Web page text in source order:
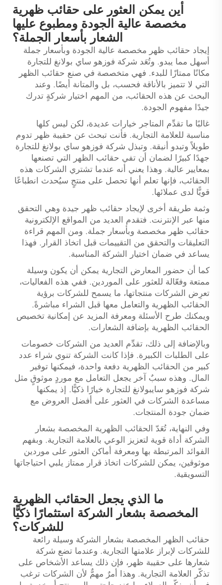
أين يمكن العثور على حقائب ظهرية
مخصصة عالية الجودة ومطبوع عليها
الشعار بأسعار الجملة؟
إيجاد حقائب ظهر مخصصة عالية الجودة وبأسعار جملة
أسهل مما يبدو. وتُعَد شركة فوزهو ساي بولانغ للتجارة
مكانًا ممتازًا للبدء. فهي متخصصة في صنع حقائب الظهر
التي لا تتميز بالأناقة فحسب، بل والمتانة أيضًا. وعند
البحث عن هذه الحقائب، من المهم اختيار شركةٍ تدرك
جيدًا مفهوم الجودة.
غالبًا ما تقدِّم المتاجر خيارات عديدة، لكن ليس كلها
مناسبة للعلامة التجارية. فأنت تبحث عن حقيبة ظهر تدوم
طويلاً وتبدو أنيقة. وتبذل شركة فوزهو ساي بولانغ للتجارة
جهدًا كبيرًا لضمان أن تفي حقائب الظهر التي تصنعها
بمعايير عالية. وهذا يعني أنه عندما تشتري الشركات هذه
الحقائب، فإنها تعلم أنها تحصل على منتجٍ سيُحدث انطباعًا
قويًّا لدى عملائها.
وثمة طريقة أخرى لإيجاد حقائب ظهر جيدة وهي التحقق
منها عبر الإنترنت. فتقدم العديد من المواقع الإلكترونية
حقائب ظهر مخصصة وبأسعار جملة. ومن المهم قراءة
التعليقات والتحقق من التقييمات قبل اتخاذ القرار. فهذا
يساعد في ضمان اختيار الشركة المناسبة.
كما أن حضور المعارض التجارية يمكن أن يكون وسيلة
ممتعة وفعّالة للعثور على الموردين. ففي هذه الفعاليات،
تعرِض الشركات منتجاتها، ما يسمح للشركات برؤية
الحقائب الظهرية والتعامل معها قبل الشراء مباشرةً.
ويمكنك طرح الأسئلة ومعرفة المزيد عن إمكانية تخصيص
الحقائب الظهرية بإضافة الشعارات.
وبالإضافة إلى ذلك، تقدِّم العديد من الشركات خصومات
على الطلبات الكبيرة. فإذا كانت الشركة تنوي شراء عدد
كبير من الحقائب الظهرية دفعة واحدة، فيمكنها توفير
المال. وهذه سببٌ آخر يجعل التعامل مع موردٍ موثوقٍ مثل
شركة فوزهو سايبولانغ للتجارة خيارًا ذكيًّا. إذ يمكنها
مساعدة الشركات في العثور على أفضل العروض مع
ضمان جودة المنتجات.
وفي النهاية، تُعَدّ الحقائب الظهرية المخصصة بشعار
الشركة أداة قوية لتعزيز الوعي بالعلامة التجارية. وبفهم
الفوائد المرتبطة بها ومعرفة أماكن العثور على موردين
موثوقين، يمكن للشركات اتخاذ قرار ممتاز يلبي احتياجاتها
التسويقية.
ما الذي يجعل الحقائب الظهرية
المخصصة بشعار الشركة استثمارًا ذكيًّا
للشركات؟
حقائب الظهر المخصصة بشعار الشركة وسيلة رائعة
للشركات لإبراز علامتها التجارية. وعندما تضع شركة
شعارها على حقيبة ظهر، فإن ذلك يساعد الأشخاص على
تذكّر العلامة التجارية. وهذا أمرٌ مهمٌّ لأن الشركات ترغب